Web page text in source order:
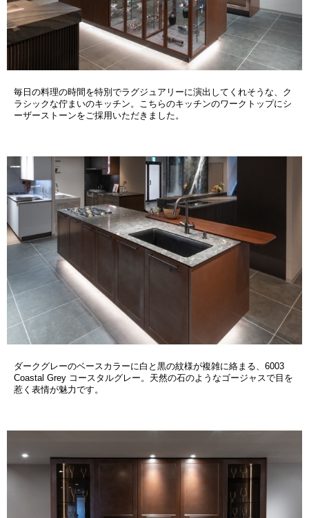
毎日の料理の時間を特別でラグジュアリーに演出してくれそうな、ク
ラシックな佇まいのキッチン。こちらのキッチンのワークトップにシ
ーザーストーンをご採用いただきました。
ダークグレーのベースカラーに白と黒の紋様が複雑に絡まる、6003
Coastal Grey コースタルグレー。天然の石のようなゴージャスで目を
惹く表情が魅力です。